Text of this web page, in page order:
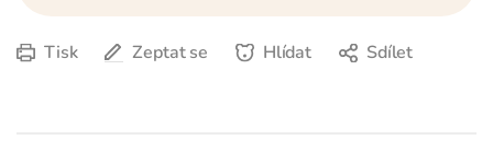
Tisk Zeptat se Hlídat Sdílet